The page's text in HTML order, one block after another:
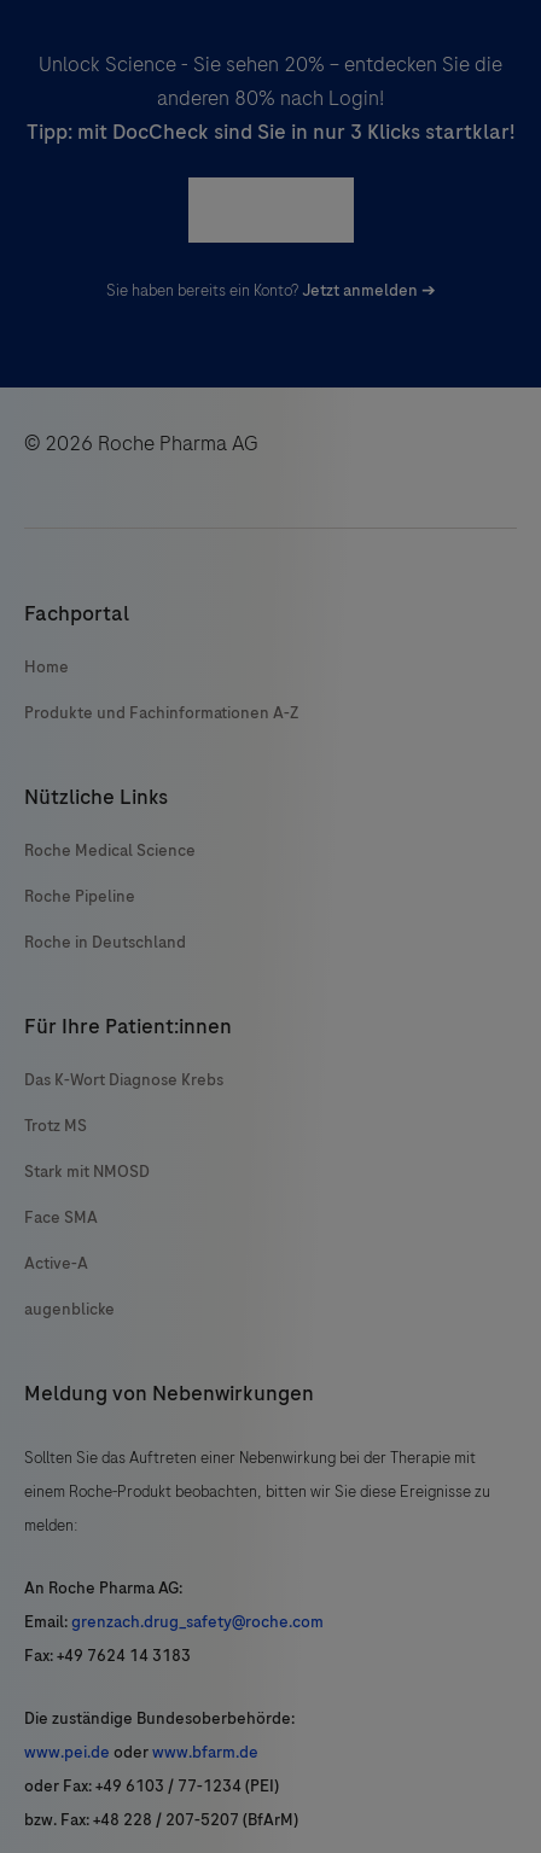
Unlock Science - Sie sehen 20% – entdecken Sie die
anderen 80% nach Login!
Tipp: mit DocCheck sind Sie in nur 3 Klicks startklar!
Sie haben bereits ein Konto? Jetzt anmelden ➔
© 2026 Roche Pharma AG
Fachportal
Home
Produkte und Fachinformationen A-Z
Nützliche Links
Roche Medical Science
Roche Pipeline
Roche in Deutschland
Für Ihre Patient:innen
Das K-Wort Diagnose Krebs
Trotz MS
Stark mit NMOSD
Face SMA
Active-A
augenblicke
Meldung von Nebenwirkungen
Sollten Sie das Auftreten einer Nebenwirkung bei der Therapie mit
einem Roche-Produkt beobachten, bitten wir Sie diese Ereignisse zu
melden:
An Roche Pharma AG:
Email:grenzach.drug_safety@roche.com
Fax: +49 7624 14 3183
Die zuständige Bundesoberbehörde:
www.pei.de oderwww.bfarm.de
oder Fax: +49 6103 / 77-1234 (PEI)
bzw. Fax: +48 228 / 207-5207 (BfArM)